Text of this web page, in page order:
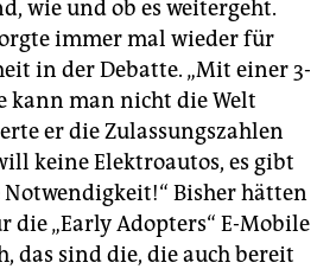
wie und ob es weitergeht.
immer mal wieder für
in der Debatte. „Mit einer 3-
kann man nicht die Welt
er die Zulassungszahlen
keine Elektroautos, es gibt
Bisher hätten
die „Early Adopters“ E-Mobile
das sind die, die auch bereit